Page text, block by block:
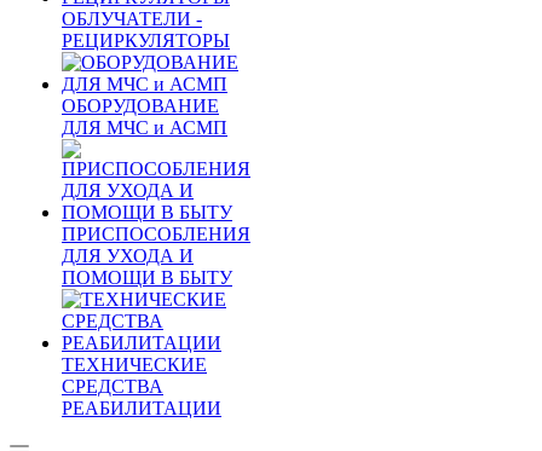
ОБЛУЧАТЕЛИ -
РЕЦИРКУЛЯТОРЫ
ОБОРУДОВАНИЕ
ДЛЯ МЧС и АСМП
ПРИСПОСОБЛЕНИЯ
ДЛЯ УХОДА И
ПОМОЩИ В БЫТУ
ТЕХНИЧЕСКИЕ
СРЕДСТВА
РЕАБИЛИТАЦИИ